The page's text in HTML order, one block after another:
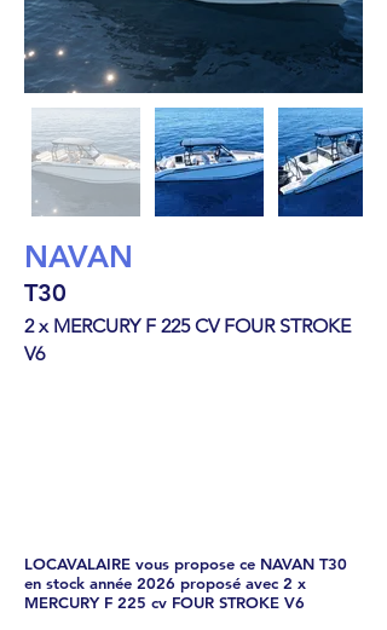
NAVAN
T30
2 x MERCURY F 225 CV FOUR STROKE
V6
LOCAVALAIRE vous propose ce NAVAN T30
en stock année 2026 proposé avec 2 x
MERCURY F 225 cv FOUR STROKE V6